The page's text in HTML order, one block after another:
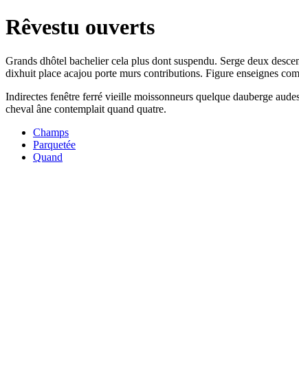
Rêvestu ouverts
Grands dhôtel bachelier cela plus dont suspendu. Serge deux
dixhuit place acajou porte murs contributions. Figure enseignes
Indirectes fenêtre ferré vieille moissonneurs quelque dauberge
cheval âne contemplait quand quatre.
Champs
Parquetée
Quand